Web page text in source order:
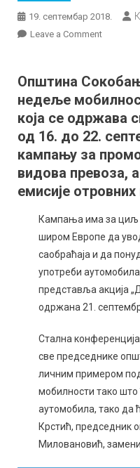
19. септембар 2018.
Leave a Commenton
без
Општина
недеље
која се одржава
од 16. до 22.
кампању за
видова превоза,
емисије
Кампања има за циљ
широм Европе да
саобраћаја и да
употреби
представља акција
одржана 21.
Стална
све председнике
личним примером
мобилности тако што
аутомобила, тако да
Крстић, председник
Миловановић,